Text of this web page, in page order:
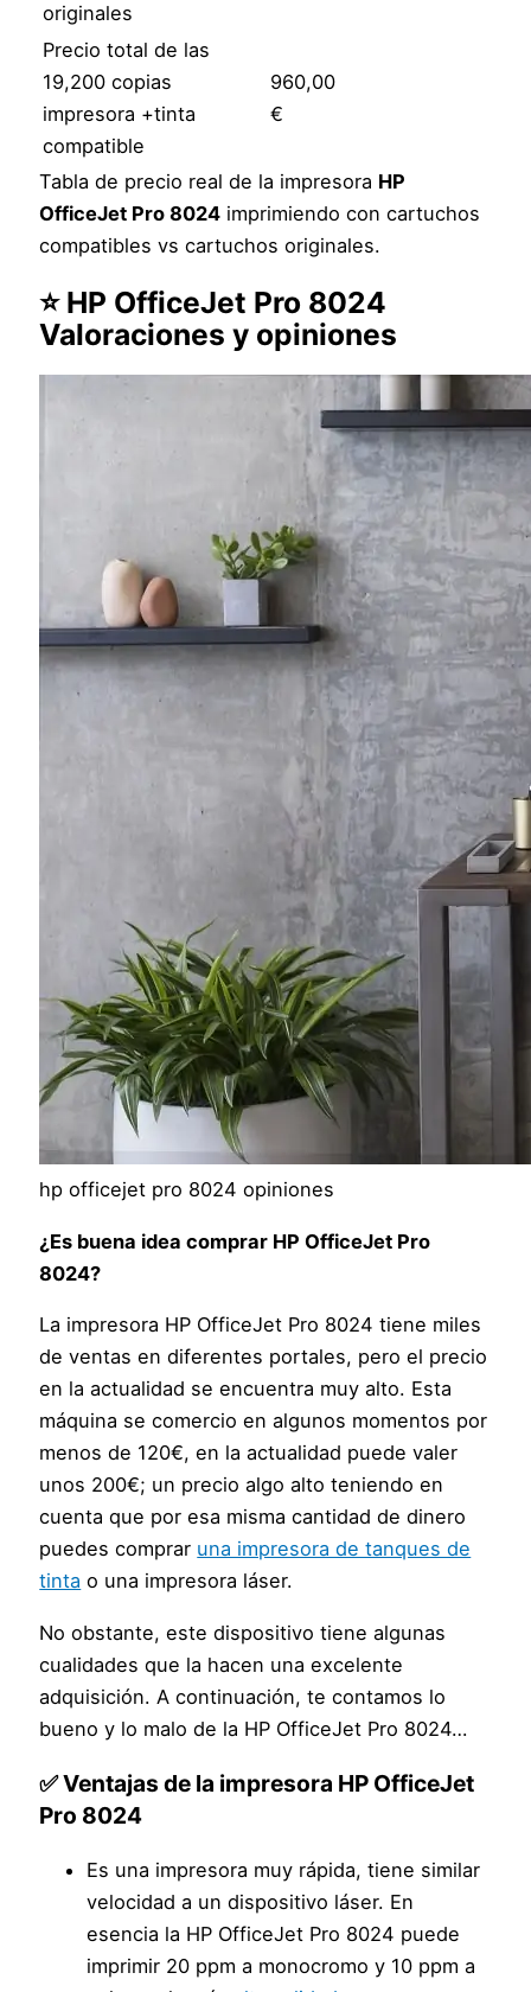
originales
Precio total de las
19,200 copias
impresora +tinta
compatible
960,00
€
Tabla de precio real de la impresora HP
OfficeJet Pro 8024 imprimiendo con cartuchos
compatibles vs cartuchos originales.
⭐ HP OfficeJet Pro 8024
Valoraciones y opiniones
hp officejet pro 8024 opiniones
¿Es buena idea comprar HP OfficeJet Pro
8024?
La impresora HP OfficeJet Pro 8024 tiene miles
de ventas en diferentes portales, pero el precio
en la actualidad se encuentra muy alto. Esta
máquina se comercio en algunos momentos por
menos de 120€, en la actualidad puede valer
unos 200€; un precio algo alto teniendo en
cuenta que por esa misma cantidad de dinero
puedes comprar una impresora de tanques de
tinta o una impresora láser.
No obstante, este dispositivo tiene algunas
cualidades que la hacen una excelente
adquisición. A continuación, te contamos lo
bueno y lo malo de la HP OfficeJet Pro 8024…
✅ Ventajas de la impresora HP OfficeJet
Pro 8024
Es una impresora muy rápida, tiene similar
velocidad a un dispositivo láser. En
esencia la HP OfficeJet Pro 8024 puede
imprimir 20 ppm a monocromo y 10 ppm a